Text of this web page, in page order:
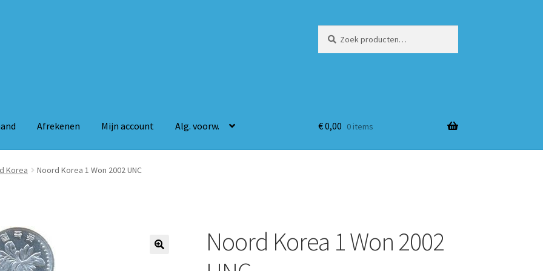
naar:
Afrekenen Mijn account Alg. voorw.
Mijn account Alg. voorw.
€0,00 0 items
Korea Noord Korea 1 Won 2002 UNC
Noord Korea 1 Won 2002